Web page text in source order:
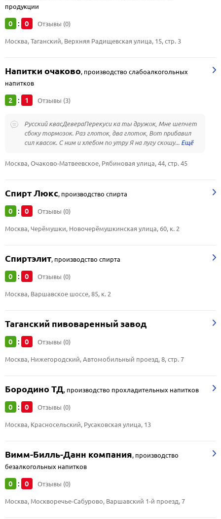
продукции
0 : 0 Отзывы (0)
Москва, Таганский, Верхняя Радищевская улица, 15, стр. 3
Напитки очаково, производство слабоалкогольных
напитков
2 : 1 Отзывы (3)
Русский квасДевераПерекуси ка ты дружок, Мне шепчет
сбоку тормозок. Раз глоток, два глоток, Вот прибавил
сил квасок. С ним и хлебом по утру Я на лугу скошу...
Москва, Очаково-Матвеевское, Рябиновая улица, 44, стр. 45
Спирт Люкс, производство спирта
0 : 0 Отзывы (0)
Москва, Черёмушки, Новочерёмушкинская улица, 60, к. 2
Спиртэлит, производство спирта
0 : 0 Отзывы (0)
Москва, Варшавское шоссе, 85, к. 2
Таганский пивоваренный завод
0 : 0 Отзывы (0)
Москва, Нижегородский, Автомобильный проезд, 8, стр. 7
Бородино ТД, производство прохладительных напитков
0 : 0 Отзывы (0)
Москва, Красносельский, Русаковская улица, 13
Вимм-Билль-Данн компания, производство
безалкогольных напитков
0 : 0 Отзывы (0)
Москва, Москворечье-Сабурово, Варшавский 1-й проезд, 7